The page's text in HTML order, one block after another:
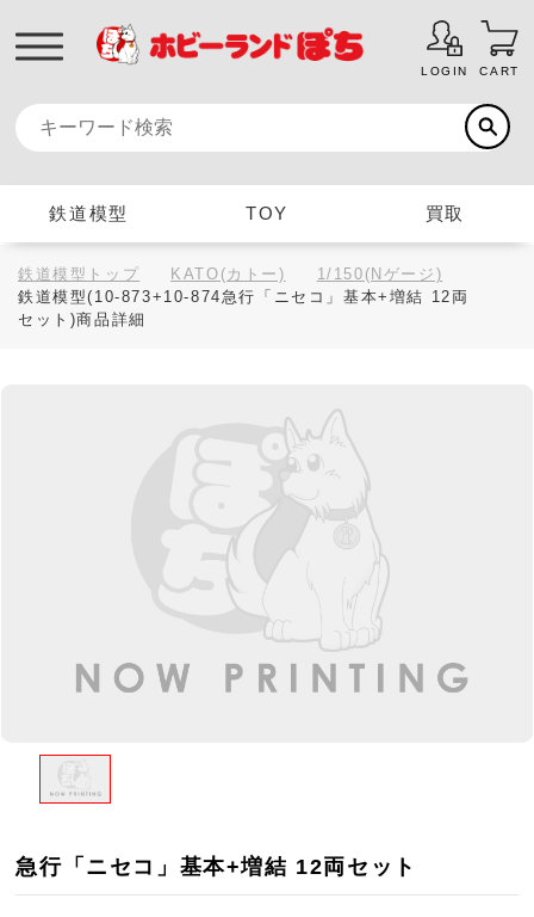
LOGIN CART
鉄道模型 TOY 買取
鉄道模型トップ KATO(カトー)
1/150(Nゲージ)
鉄道模型(10-873+10-874急行「ニセコ」基本+増結 12両
セット)商品詳細
急行「ニセコ」基本+増結 12両セット